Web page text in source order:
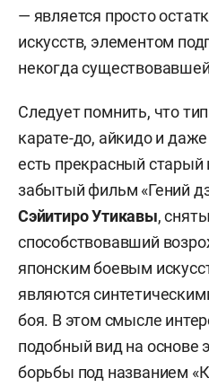
— является просто
искусств, элементом
некогда
Следует помнить, что
карате-до, айкидо и
есть прекрасный старый
забытый фильм «Гений
Сэйитиро Утикавы,
способствовавший
японским боевым
являются
боя. В этом смысле
подобный вид на основе
борьбы под названием